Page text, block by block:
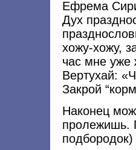
Ефрема
Дух
хожу-хожу,
час мне уже
Вертухай:
Закрой
Наконец
пролежишь.
подбородок)